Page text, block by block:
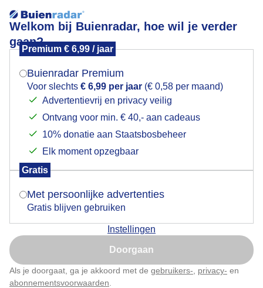
Welkom bij Buienradar, hoe wil je verder
gaan?
Premium € 6,99 / jaar
Buienradar Premium
Voor slechts € 6,99 per jaar (€ 0,58 per maand)
Advertentievrij en privacy veilig
Ontvang voor min. € 40,- aan cadeaus
10% donatie aan Staatsbosbeheer
Elk moment opzegbaar
Gratis
Met persoonlijke advertenties
Gratis blijven gebruiken
Instellingen
Doorgaan
Als je doorgaat, ga je akkoord met de gebruikers- privacy- en
abonnementsvoorwaarden
Veel bewolking
Goedemiddag
Mogen we je locatie gebruiken voor het
Indien je hier nog geen akkoord op hebt gegeven,
verschijnt er zo een pop-up uit je browser waarin
Is goed, toon de popup
Nu niet, misschien later
Klik hierom dit aan te passen